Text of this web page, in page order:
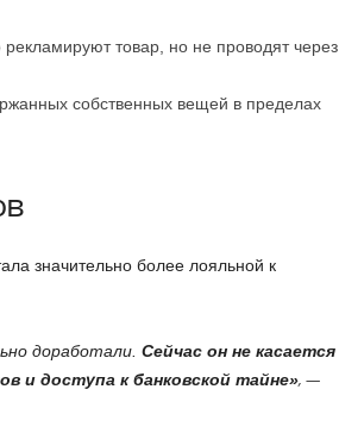
товар, но не проводят через
собственных вещей в пределах
значительно более лояльной к
доработали. Сейчас он не касается
и доступа к банковской тайне», —